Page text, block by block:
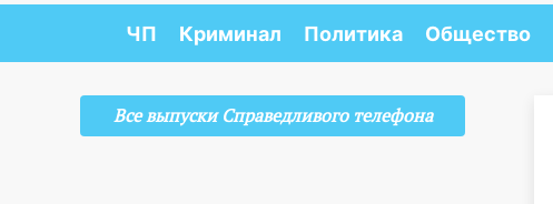
ЧП Криминал Политика Общество
Все выпуски Справедливого телефона